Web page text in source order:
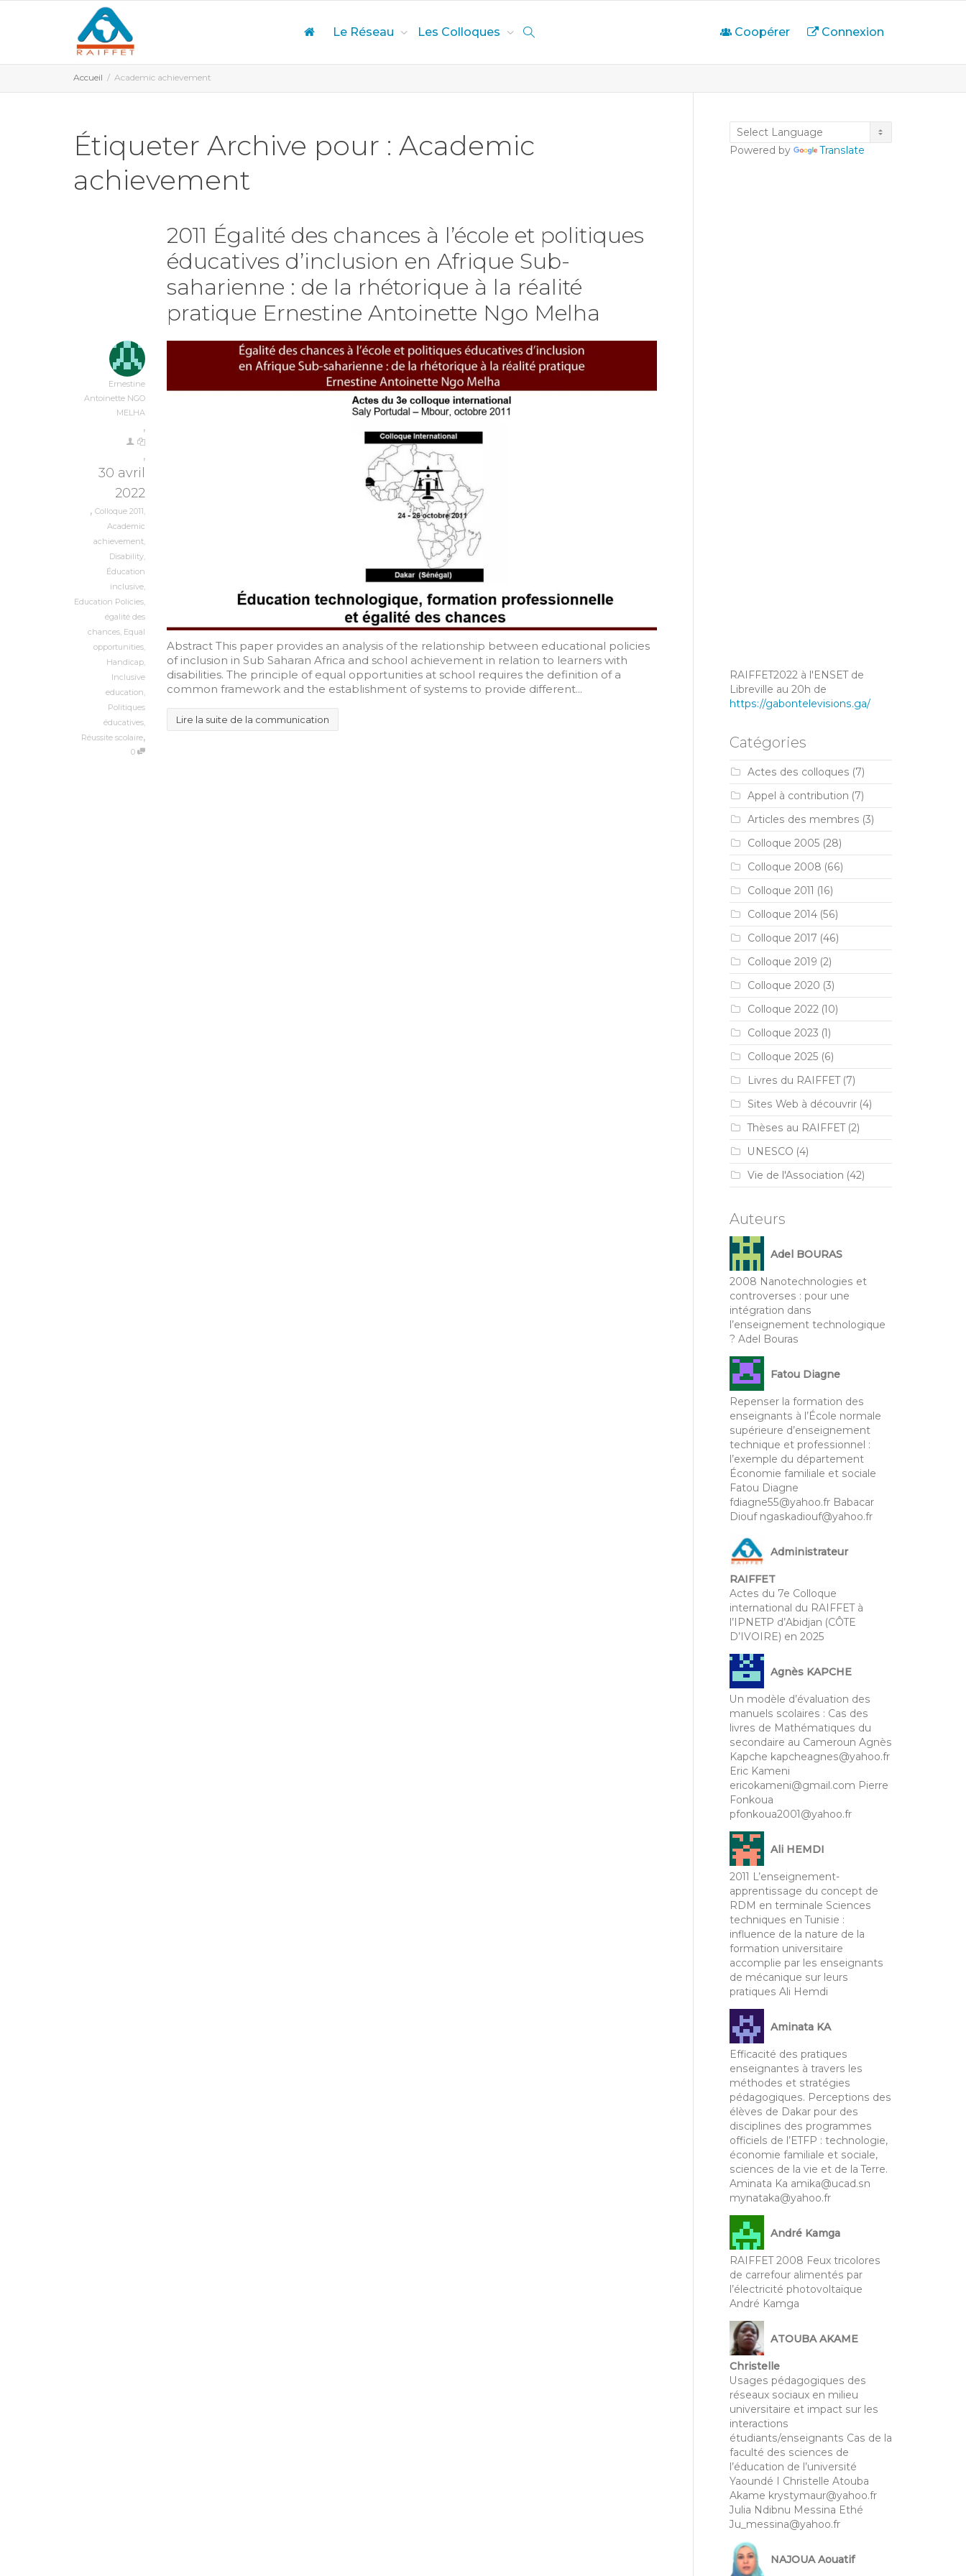
Le Réseau Les Colloques Coopérer Connexion
Accueil Academic achievement
Étiqueter Archive pour : Academic
achievement
2011 Égalité des chances à l’école et politiques
éducatives d’inclusion en Afrique Sub-
saharienne : de la rhétorique à la réalité
pratique Ernestine Antoinette Ngo Melha
Ernestine
Antoinette NGO
MELHA
,
,
30 avril
2022
, Colloque 2011,
Academic
achievement,
Disability,
Éducation
inclusive,
Education Policies,
égalité des
chances, Equal
opportunities,
Handicap,
Inclusive
education,
Politiques
éducatives,
Réussite scolaire,
0
Abstract This paper provides an analysis of the relationship between educational policies
of inclusion in Sub Saharan Africa and school achievement in relation to learners with
disabilities. The principle of equal opportunities at school requires the definition of a
common framework and the establishment of systems to provide different...
Lire la suite de la communication
Powered by Translate
RAIFFET2022 à l'ENSET de
Libreville au 20h de
https://gabontelevisions.ga/
Catégories
Actes des colloques (7)
Appel à contribution (7)
Articles des membres (3)
Colloque 2005 (28)
Colloque 2008 (66)
Colloque 2011 (16)
Colloque 2014(56)
Colloque 2017 (46)
Colloque 2019 (2)
Colloque 2020 (3)
Colloque 2022(10)
Colloque 2023 (1)
Colloque 2025 (6)
Livres du RAIFFET(7)
Sites Web à découvrir(4)
Thèses au RAIFFET(2)
UNESCO (4)
Vie de l'Association (42)
Auteurs
Adel BOURAS
2008 Nanotechnologies et
controverses : pour une
intégration dans
l’enseignement technologique
? Adel Bouras
Fatou Diagne
Repenser la formation des
enseignants à l’École normale
supérieure d’enseignement
technique et professionnel :
l’exemple du département
Économie familiale et sociale
Fatou Diagne
fdiagne55@yahoo.fr Babacar
Diouf ngaskadiouf@yahoo.fr
Administrateur
RAIFFET
Actes du 7e Colloque
international du RAIFFET à
l’IPNETP d’Abidjan (CÔTE
D’IVOIRE) en 2025
Agnès KAPCHE
Un modèle d’évaluation des
manuels scolaires : Cas des
livres de Mathématiques du
secondaire au Cameroun Agnès
Kapche kapcheagnes@yahoo.fr
Eric Kameni
ericokameni@gmail.com Pierre
Fonkoua
pfonkoua2001@yahoo.fr
Ali HEMDI
2011 L’enseignement-
apprentissage du concept de
RDM en terminale Sciences
techniques en Tunisie :
influence de la nature de la
formation universitaire
accomplie par les enseignants
de mécanique sur leurs
pratiques Ali Hemdi
Aminata KA
Efficacité des pratiques
enseignantes à travers les
méthodes et stratégies
pédagogiques. Perceptions des
élèves de Dakar pour des
disciplines des programmes
officiels de l’ETFP : technologie,
économie familiale et sociale,
sciences de la vie et de la Terre.
Aminata Ka amika@ucad.sn
mynataka@yahoo.fr
André Kamga
RAIFFET 2008 Feux tricolores
de carrefour alimentés par
l’électricité photovoltaïque
André Kamga
ATOUBA AKAME
Christelle
Usages pédagogiques des
réseaux sociaux en milieu
universitaire et impact sur les
interactions
étudiants/enseignants Cas de la
faculté des sciences de
l’éducation de l’université
Yaoundé I Christelle Atouba
Akame krystymaur@yahoo.fr
Julia Ndibnu Messina Ethé
Ju_messina@yahoo.fr
NAJOUA Aouatif